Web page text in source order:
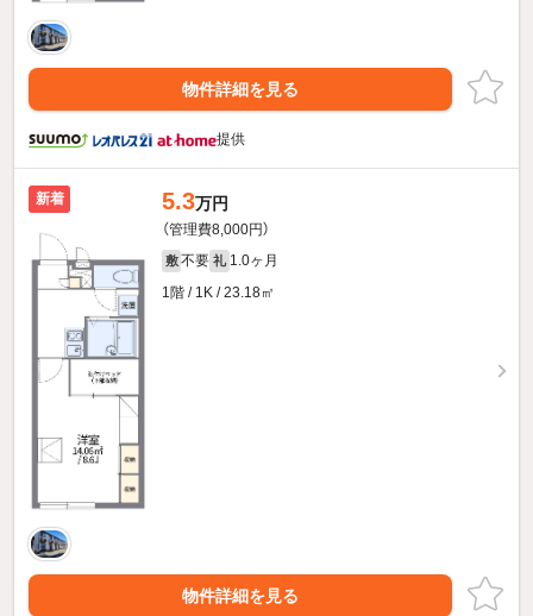
物件詳細を見る
提供
新着 5.3万円
（管理費8,000円）
敷 不要 礼 1.0ヶ月
1階 / 1K / 23.18㎡
物件詳細を見る